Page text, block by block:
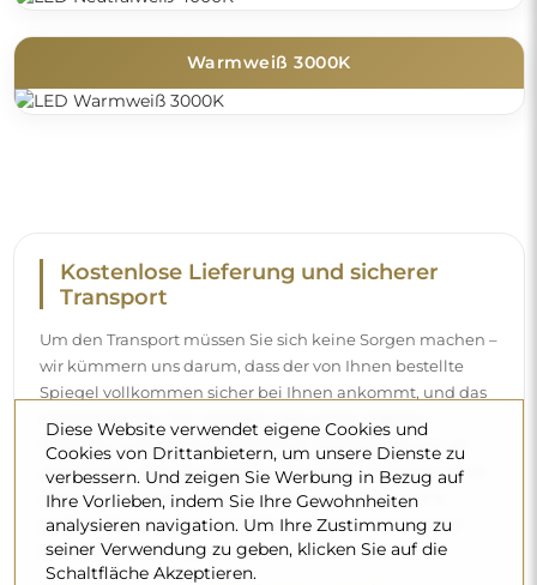
Warmweiß 3000K
Kostenlose Lieferung und sicherer
Transport
Um den Transport müssen Sie sich keine Sorgen machen –
wir kümmern uns darum, dass der von Ihnen bestellte
Spiegel vollkommen sicher bei Ihnen ankommt, und das
völlig kostenlos. Wir verfügen über einen eigenen
Fuhrpark und geschultes Personal, deshalb können wir
garantieren, dass der Spiegel unversehrt ankommt, ohne
zusätzliche Kosten. Selbst wenn Sie einen Spiegel in
großen Abmessungen bestellen, können Sie mit einer
schnellen Lieferung rechnen.
Diese Website verwendet eigene Cookies und
Cookies von Drittanbietern, um unsere Dienste zu
verbessern. Und zeigen Sie Werbung in Bezug auf
Ihre Vorlieben, indem Sie Ihre Gewohnheiten
analysieren navigation. Um Ihre Zustimmung zu
seiner Verwendung zu geben, klicken Sie auf die
Schaltfläche Akzeptieren.